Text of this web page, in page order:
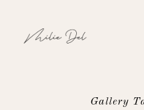
Gallery